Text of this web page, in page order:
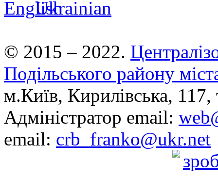
© 2015 – 2022.
Подільського району
м.Київ, Кирилівська,
Адміністратор email:
email: crb_franko@ukr.net